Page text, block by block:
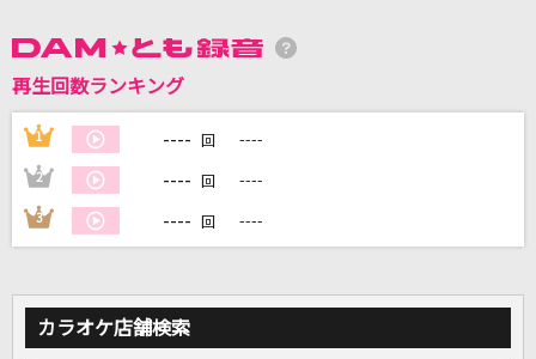
森川美穂
間人間
ずっと真夜中でいいのに。
再生回数ランキング
1 ---- 回 ----
2 ---- 回 ----
3 ---- 回 ----
カラオケ店舗検索